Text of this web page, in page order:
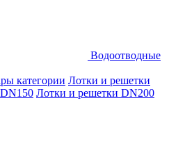
Водоотводные
категории Лотки и решетки
Лотки и решетки DN200